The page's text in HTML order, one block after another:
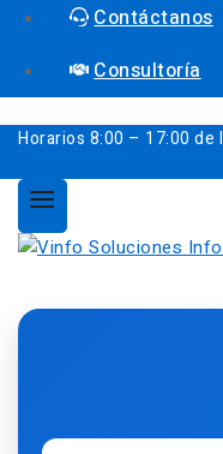
Contáctanos
Consultoría
Horarios 8:00 – 17:00 de